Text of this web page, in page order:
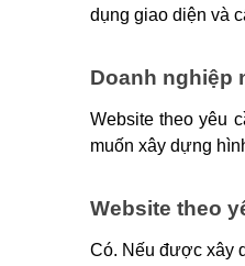
dụng giao diện và
Doanh nghiệp
Website theo yêu
muốn xây dựng
Website theo
Có. Nếu được xây